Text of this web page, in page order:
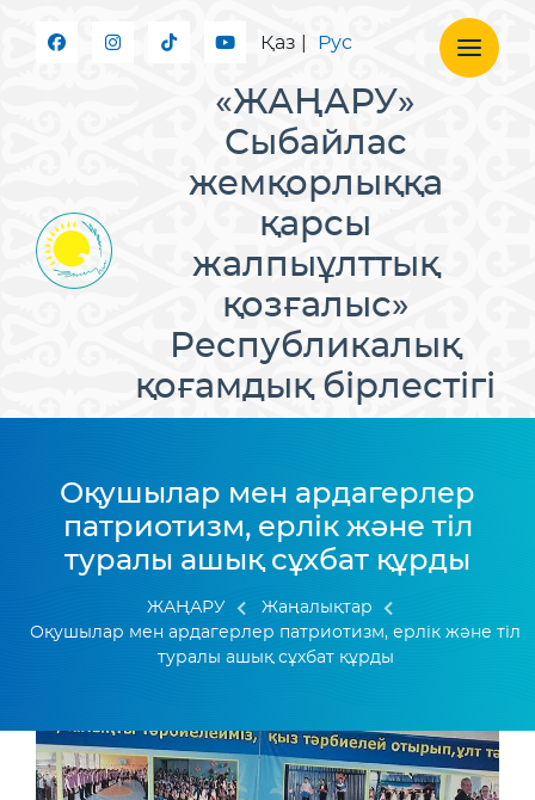
Қаз Рус
«ЖАҢАРУ»
Сыбайлас
жемқорлыққа
қарсы
жалпыұлттық
қозғалыс»
Республикалық
қоғамдық бірлестігі
Оқушылар мен ардагерлер
патриотизм, ерлік және тіл
туралы ашық сұхбат құрды
ЖАҢАРУ
Жаңалықтар
Оқушылар мен ардагерлер патриотизм, ерлік және тіл
туралы ашық сұхбат құрды